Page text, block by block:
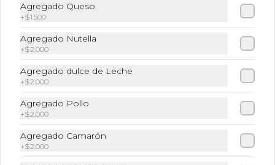
$6.490
Frappuccino Especial
Café + Leche + Hielo triturado + Sabor
a elección
Agregado Queso
+$1.500
Agregado Nutella
+$2.000
Agregado dulce de Leche
+$2.000
Agregado Pollo
+$2.000
Agregado Camarón
+$2.000